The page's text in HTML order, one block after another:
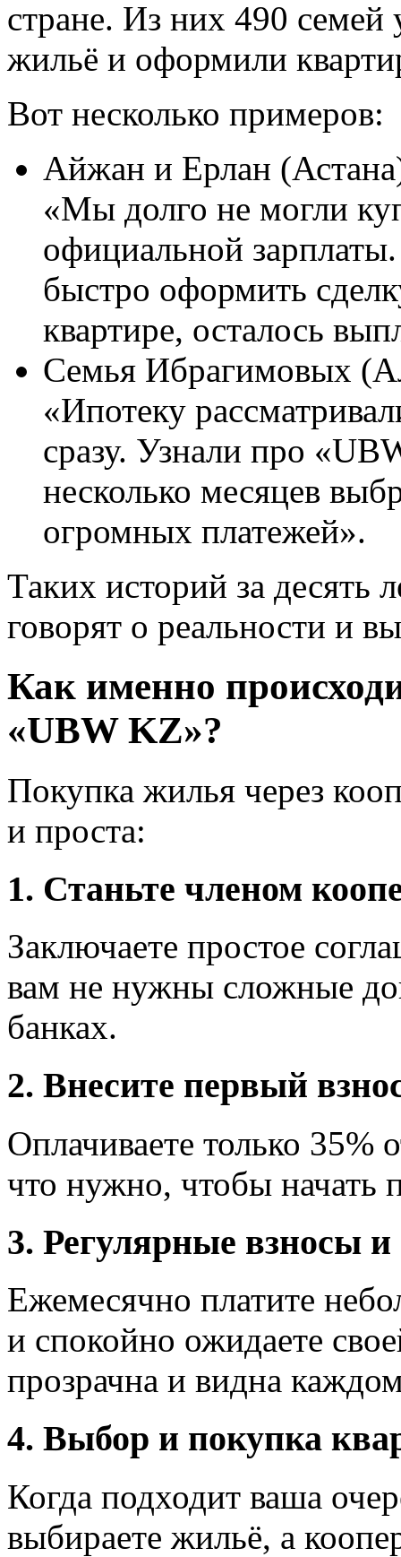
стране. Из них 490 семей
жильё и оформили
Вот несколько примеров:
Айжан и Ерлан
«Мы долго не могли
официальной
быстро оформить
квартире, осталось
Семья Ибрагимовых
«Ипотеку
сразу. Узнали про
несколько месяцев
огромных платежей».
Таких историй за
говорят о реальности и
Как именно
«UBW KZ»?
Покупка жилья через
и проста:
1. Станьте членом
Заключаете простое
вам не нужны сложные
банках.
2. Внесите первый
Оплачиваете только 35%
что нужно, чтобы начать
3. Регулярные взносы
Ежемесячно платите
и спокойно ожидаете
прозрачна и видна
4. Выбор и покупка
Когда подходит ваша
выбираете жильё, а